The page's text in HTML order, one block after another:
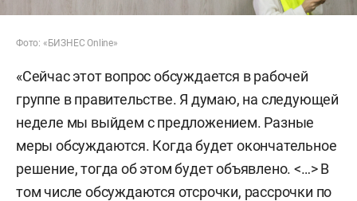
Фото: «БИЗНЕС Online»
«Сейчас этот вопрос обсуждается в рабочей
группе в правительстве. Я думаю, на следующей
неделе мы выйдем с предложением. Разные
меры обсуждаются. Когда будет окончательное
решение, тогда об этом будет объявлено. <…> В
том числе обсуждаются отсрочки, рассрочки по